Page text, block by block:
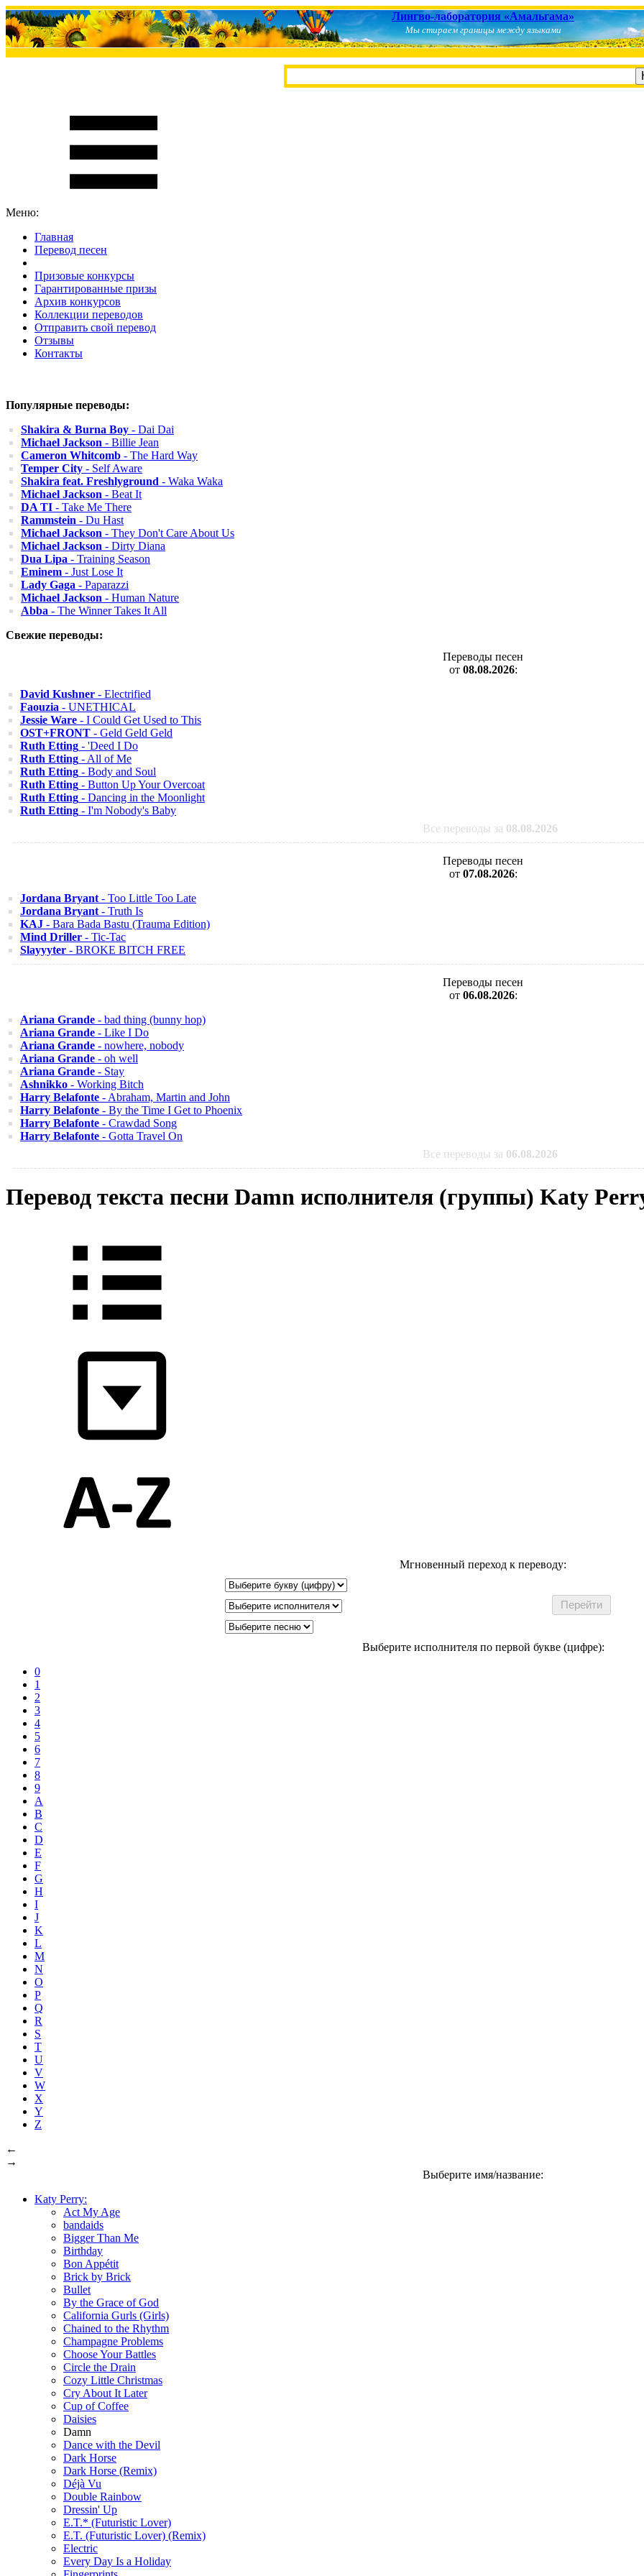
Лингво-лаборатория «Амальгама»
Мы стираем границы между языками
Меню:
Главная
Перевод песен
Призовые конкурсы
Гарантированные призы
Архив конкурсов
Коллекции переводов
Отправить свой перевод
Отзывы
Контакты
Популярные переводы:
Shakira & Burna Boy - Dai Dai
Michael Jackson - Billie Jean
Cameron Whitcomb - The Hard Way
Temper City - Self Aware
Shakira feat. Freshlyground - Waka Waka
Michael Jackson - Beat It
DA TI - Take Me There
Rammstein - Du Hast
Michael Jackson - They Don't Care About Us
Michael Jackson - Dirty Diana
Dua Lipa - Training Season
Eminem - Just Lose It
Lady Gaga - Paparazzi
Michael Jackson - Human Nature
Abba - The Winner Takes It All
Свежие переводы:
Переводы песен
от 08.08.2026:
David Kushner - Electrified
Faouzia - UNETHICAL
Jessie Ware - I Could Get Used to This
OST+FRONT - Geld Geld Geld
Ruth Etting - 'Deed I Do
Ruth Etting - All of Me
Ruth Etting - Body and Soul
Ruth Etting - Button Up Your Overcoat
Ruth Etting - Dancing in the Moonlight
Ruth Etting - I'm Nobody's Baby
Все переводы за 08.08.2026
Переводы песен
от 07.08.2026:
Jordana Bryant - Too Little Too Late
Jordana Bryant - Truth Is
KAJ - Bara Bada Bastu (Trauma Edition)
Mind Driller - Tic-Tac
Slayyyter - BROKE BITCH FREE
Переводы песен
от 06.08.2026:
Ariana Grande - bad thing (bunny hop)
Ariana Grande - Like I Do
Ariana Grande - nowhere, nobody
Ariana Grande - oh well
Ariana Grande - Stay
Ashnikko - Working Bitch
Harry Belafonte - Abraham, Martin and John
Harry Belafonte - By the Time I Get to Phoenix
Harry Belafonte - Crawdad Song
Harry Belafonte - Gotta Travel On
Все переводы за 06.08.2026
Перевод текста песни Damn исполнителя (группы) Katy
Мгновенный переход к переводу:
Выберите исполнителя по первой букве (цифре):
0
1
2
3
4
5
6
7
8
9
A
B
C
D
E
F
G
H
I
J
K
L
M
N
O
P
Q
R
S
T
U
V
W
X
Y
Z
←
→
Выберите имя/название:
Katy Perry:
Act My Age
bandaids
Bigger Than Me
Birthday
Bon Appétit
Brick by Brick
Bullet
By the Grace of God
California Gurls (Girls)
Chained to the Rhythm
Champagne Problems
Choose Your Battles
Circle the Drain
Cozy Little Christmas
Cry About It Later
Cup of Coffee
Daisies
Damn
Dance with the Devil
Dark Horse
Dark Horse (Remix)
Déjà Vu
Double Rainbow
Dressin' Up
E.T.* (Futuristic Lover)
E.T. (Futuristic Lover) (Remix)
Electric
Every Day Is a Holiday